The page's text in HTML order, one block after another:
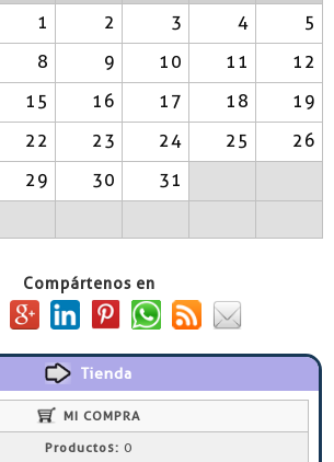
1
2 3 4
5
8 9 10 11
12
15 16 17 18
19
22 23 24 25
26
29 30 31
Compártenos en
Tienda
MI COMPRA
Productos: 0